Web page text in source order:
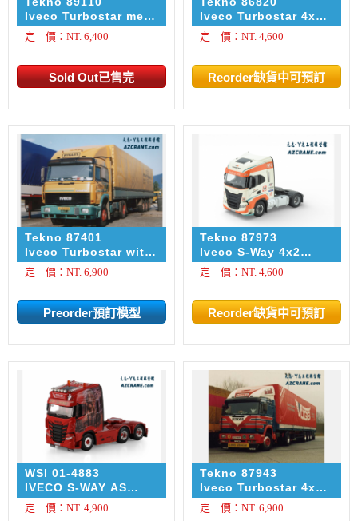
Iveco Turbostar met
3-assige zwanenhals
oplegger Lommerts
定 價：NT. 6,400
Iveco Turbostar 4x2
J. Werner Nielsen
定 價：NT. 4,600
Tekno 87401
Iveco Turbostar with
3-axle classic
curtain-sided semi-
定 價：NT. 6,900
Tekno 87973
Iveco S-Way 4x2
trekker TIP
Schwabentruck
定 價：NT. 4,600
WSI 01-4883
IVECO S-WAY AS
HIGH 6X4 Ørjan Orra
定 價：NT. 4,900
Tekno 87943
Iveco Turbostar 4x2
tractor with 3-axle
classic curtain-sided
定 價：NT. 6,900